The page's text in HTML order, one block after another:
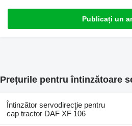
Publicați un
Prețurile pentru întinzătoare
Întinzător servodirecţie pentru
cap tractor DAF XF 106